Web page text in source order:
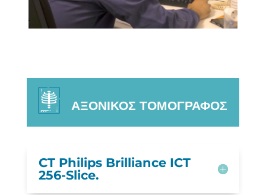
ΑΞΟΝΙΚΟΣ ΤΟΜΟΓΡΑΦΟΣ
CT Philips Brilliance ICT
256-Slice.